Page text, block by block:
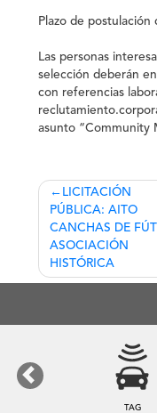
Plazo de
Las personas
selección deberán
con referencias
asunto “Community
Navegación
de
entradas
LICITACIÓN
PÚBLICA: AITO
CANCHAS DE
ASOCIACIÓN
HISTÓRICA
TAG
Previous